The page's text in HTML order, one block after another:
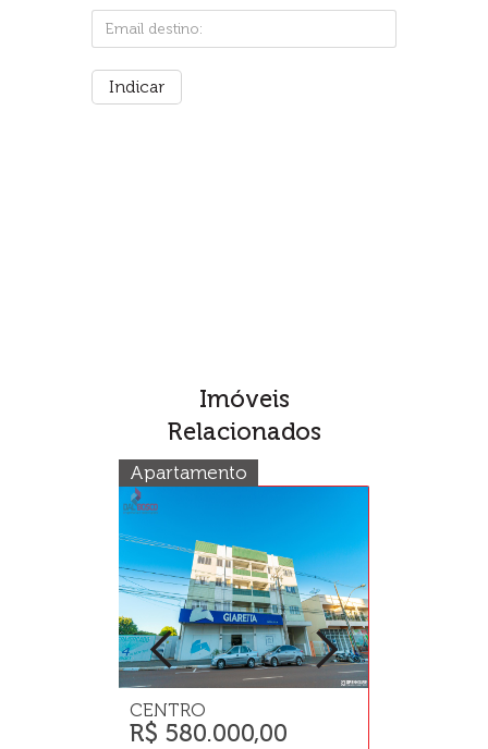
Imóveis
Relacionados
Apartamento
CENTRO
R$ 580.000,00